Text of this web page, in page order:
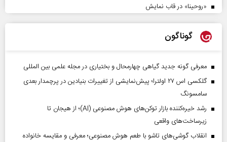
«روحینا» در قاب نمایش
گوناگون
معرفی گونه جدید گیاهی چهارمحال و بختیاری در مجله علمی بین المللی
گلکسی اس ۲۷ اولترا؛ پیش‌نمایشی از تغییرات بنیادین در پرچمدار بعدی
سامسونگ
رشد خیره‌کننده بازار توکن‌های هوش مصنوعی (AI)؛ از هیجان تا
زیرساخت‌های واقعی
انقلاب گوشی‌های تاشو‌ با طعم هوش مصنوعی؛ معرفی و مقایسه خانواده